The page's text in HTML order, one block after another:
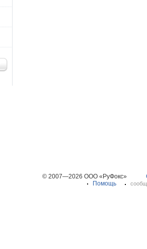
© 2007—2026 ООО «РуФокс»
Помощь